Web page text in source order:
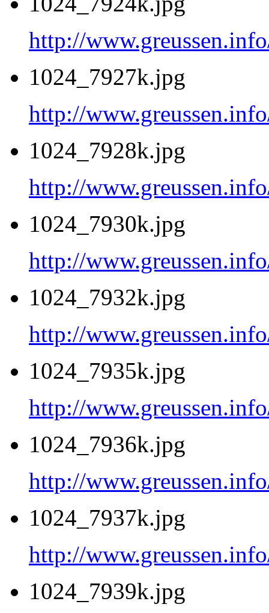
http://
1024_7927k.jpg
http://
1024_7928k.jpg
http://
1024_7930k.jpg
http://
1024_7932k.jpg
http://
1024_7935k.jpg
http://
1024_7936k.jpg
http://
1024_7937k.jpg
http://
1024_7939k.jpg